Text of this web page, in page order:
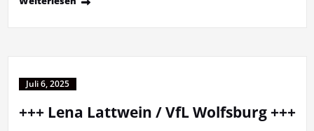
Juli 6, 2025
+++ Lena Lattwein / VfL Wolfsburg +++